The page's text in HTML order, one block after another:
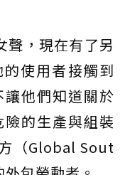
聲，現在有了另
使用者接觸到
他們知道關於
的生產與組裝
（Global Sout